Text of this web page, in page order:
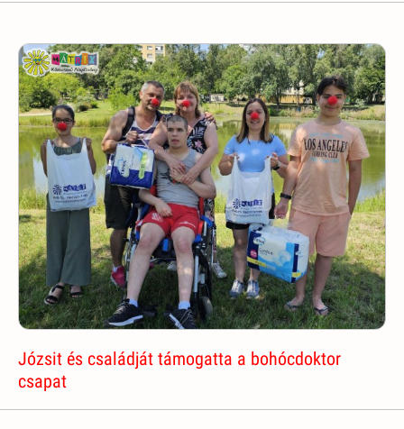
Józsit és családját támogatta a bohócdoktor
csapat